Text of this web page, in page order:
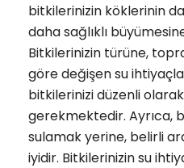
bitkilerinizin köklerinin
daha sağlıklı
Bitkilerinizin türüne,
göre değişen su
bitkilerinizi düzenli
gerekmektedir. Ayrıca,
sulamak yerine, belirli
iyidir. Bitkilerinizin su